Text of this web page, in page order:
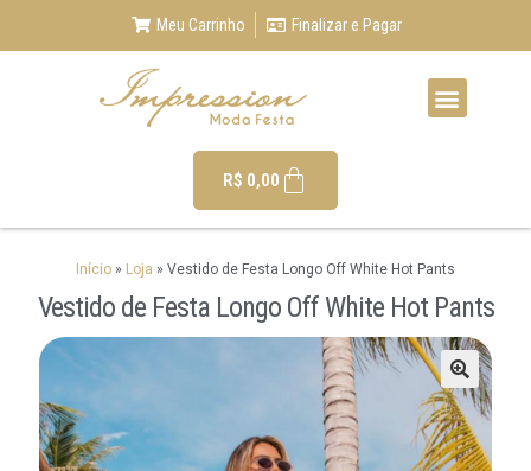
Meu Carrinho Finalizar e Pagar
R$ 0,00
Início » Loja » Vestido de Festa Longo Off White Hot Pants
Vestido de Festa Longo Off White Hot Pants
🔍